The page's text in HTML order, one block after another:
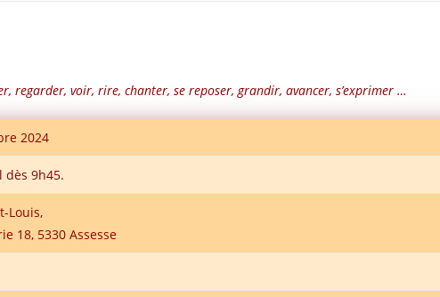
regarder, voir, rire, chanter, se reposer, grandir, avancer, s’exprimer …
2024
dès 9h45.
Louis,
18, 5330 Assesse